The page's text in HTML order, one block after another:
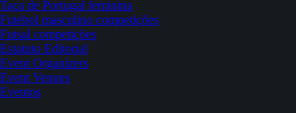
Taça de Portugal feminina
Futebol masculino competições
Futsal competições
Estatuto Editorial
Event Organizers
Event Venues
Eventos